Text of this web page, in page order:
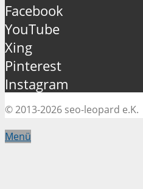
Facebook
YouTube
Xing
Pinterest
Instagram
© 2013-2026 seo-leopard
Menü